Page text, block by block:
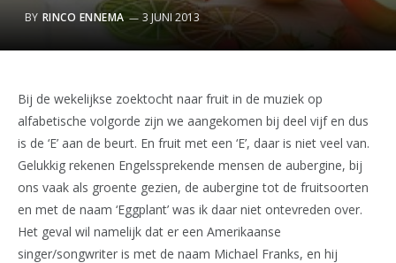
BY RINCO ENNEMA 3 JUNI 2013
Bij de wekelijkse zoektocht naar fruit in de muziek op
alfabetische volgorde zijn we aangekomen bij deel vijf en dus
is de ‘E’ aan de beurt. En fruit met een ‘E’, daar is niet veel van.
Gelukkig rekenen Engelssprekende mensen de aubergine, bij
ons vaak als groente gezien, de aubergine tot de fruitsoorten
en met de naam ‘Eggplant’ was ik daar niet ontevreden over.
Het geval wil namelijk dat er een Amerikaanse
singer/songwriter is met de naam Michael Franks, en hij